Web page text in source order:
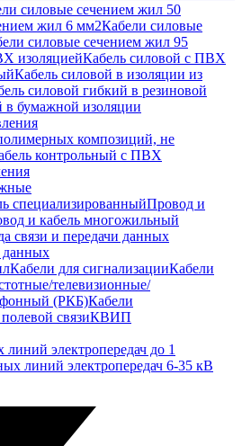
силовые сечением жил 50
жил 6 мм2Кабели силовые
силовые сечением жил 95
изоляциейКабель силовой с ПВХ
Кабель силовой в изоляции из
силовой гибкий в резиновой
в бумажной изоляции
композиций, не
контрольный с ПВХ
специализированныйПровод и
и кабель многожильный
связи и передачи данных
данных
Кабели для сигнализацииКабели
телевизионные/
(РКБ)Кабели
связиКВИП
электропередач до 1
линий электропередач 6-35 кВ